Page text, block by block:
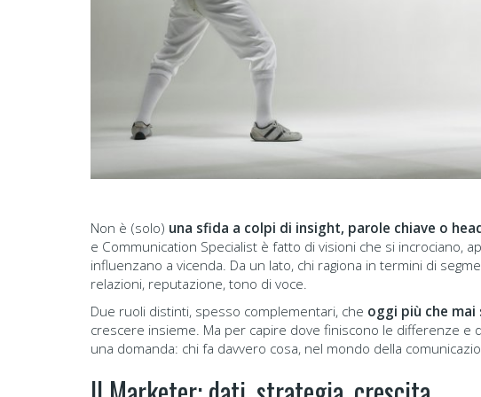
Non è (solo) una sfida a colpi di insight, parole chiave o
e Communication Specialist è fatto di visioni che si incrociano,
influenzano a vicenda. Da un lato, chi ragiona in termini di
relazioni, reputazione, tono di voce.
Due ruoli distinti, spesso complementari, che oggi più che
crescere insieme. Ma per capire dove finiscono le differenze e
una domanda: chi fa davvero cosa, nel mondo della